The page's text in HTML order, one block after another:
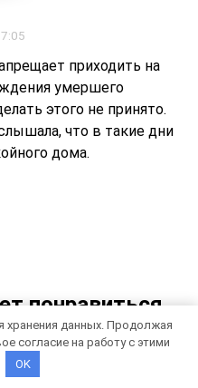
приходить на
умершего
этого не принято.
что в такие дни
дома.
понравиться
хранения данных. Продолжая
согласие на работу с этими
OK